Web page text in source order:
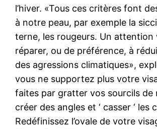
l’hiver. «Tous ces critères font
à notre peau, par exemple la
terne, les rougeurs. Un attention
réparer, ou de préférence, à
des agressions climatiques»,
vous ne supportez plus votre
faites par gratter vos sourcils de
créer des angles et ‘ casser ‘ les
Redéfinissez l’ovale de votre